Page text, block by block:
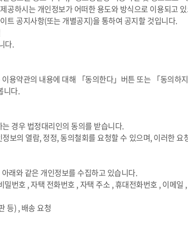
공하시는 개인정보가 어떠한 용도와 방식으로 이용되고
트 공지사항(또는 개별공지)을 통하여 공지할 것입니다.
다.
용약관의 내용에 대해 「동의한다」버튼 또는 「동의
니다.
경우 법정대리인의 동의를 받습니다.
보의 열람, 정정, 동의철회를 요청할 수 있으며, 이러한
래와 같은 개인정보를 수집하고 있습니다.
번호 , 자택 전화번호 , 자택 주소 , 휴대전화번호 , 이메
등) , 배송 요청